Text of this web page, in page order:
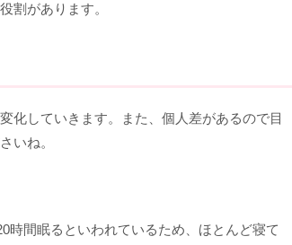
割があります。
化していきます。また、個人差があるので目
いね。
時間眠るといわれているため、ほとんど寝て